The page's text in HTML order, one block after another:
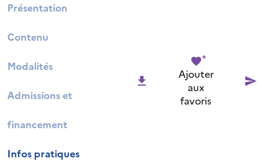
Présentation
Contenu
Modalités
Admissions et
financement
Infos pratiques
Ajouter
aux
favoris